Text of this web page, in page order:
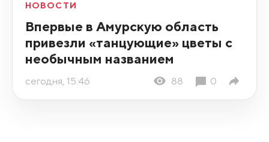
НОВОСТИ
Впервые в Амурскую область
привезли «танцующие» цветы с
необычным названием
сегодня, 15:46 88 0